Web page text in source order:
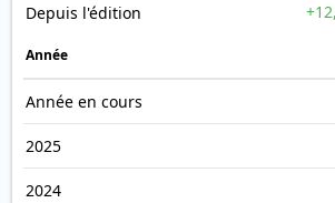
Depuis l'édition
Année
Année en cours
2025
2024